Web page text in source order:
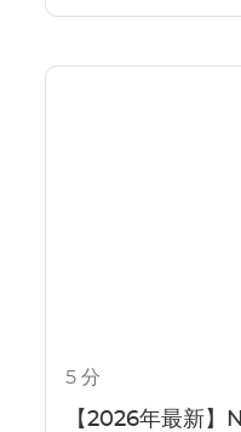
5 分
【2026年最新